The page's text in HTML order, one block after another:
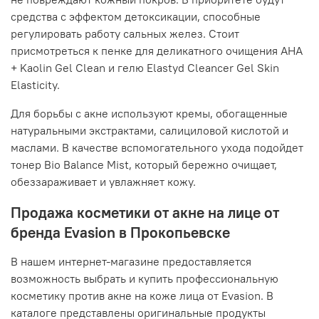
средства с эффектом детоксикации, способные
регулировать работу сальных желез. Стоит
присмотреться к пенке для деликатного очищения AHA
+ Kaolin Gel Clean и гелю Elastyd Cleancer Gel Skin
Elasticity.
Для борьбы с акне используют кремы, обогащенные
натуральными экстрактами, салициловой кислотой и
маслами. В качестве вспомогательного ухода подойдет
тонер Bio Balance Mist, который бережно очищает,
обеззараживает и увлажняет кожу.
Продажа косметики от акне на лице от
бренда Evasion в Прокопьевске
В нашем интернет-магазине предоставляется
возможность выбрать и купить профессиональную
косметику против акне на коже лица от Evasion. В
каталоге представлены оригинальные продукты